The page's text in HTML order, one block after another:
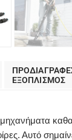
EΞΟΠΛΙΣΜΟΣ
Αυτό